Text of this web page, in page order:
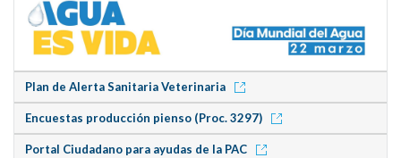
Plan de Alerta Sanitaria Veterinaria
Encuestas producción pienso (Proc. 3297)
Portal Ciudadano para ayudas de la PAC